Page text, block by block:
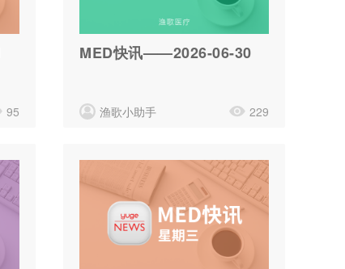
95
MED快讯——2026-06-30
渔歌小助手 229